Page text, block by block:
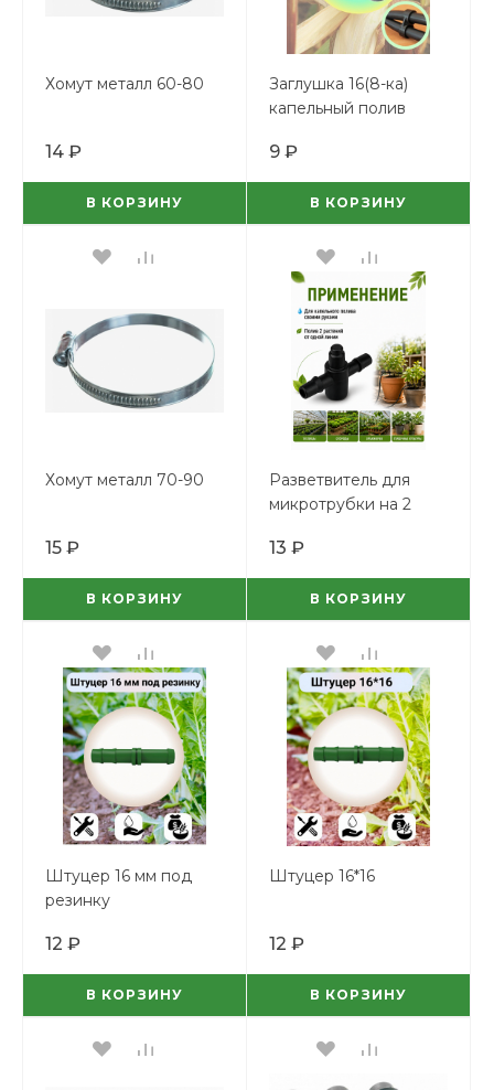
Хомут металл 60-80
14 ₽
В КОРЗИНУ
Заглушка 16(8-ка)
капельный полив
9 ₽
В КОРЗИНУ
Хомут металл 70-90
15 ₽
В КОРЗИНУ
Разветвитель для
микротрубки на 2
13 ₽
В КОРЗИНУ
Штуцер 16 мм под
резинку
12 ₽
В КОРЗИНУ
Штуцер 16*16
12 ₽
В КОРЗИНУ